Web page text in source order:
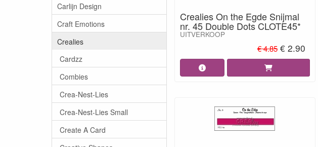
Carlijn Design
Craft Emotions
Crealies
Cardzz
Combies
Crea-Nest-Lies
Crea-Nest-Lies Small
Create A Card
Crealies On the Egde Snijmal
nr. 45 Double Dots CLOTE45*
UITVERKOOP
€ 4.85 € 2.90